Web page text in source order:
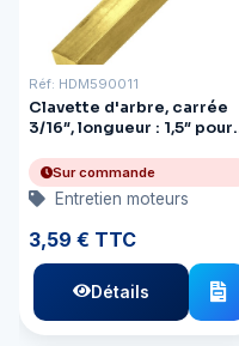
Réf: HDM590011
Clavette d'arbre, carrée
3/16″, longueur : 1,5″ pour
Sur commande
Entretien moteurs
3,59 € TTC
Détails